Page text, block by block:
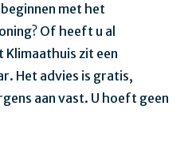
met het
Of heeft u al
Klimaathuis zit een
Het advies is gratis,
aan vast. U hoeft geen